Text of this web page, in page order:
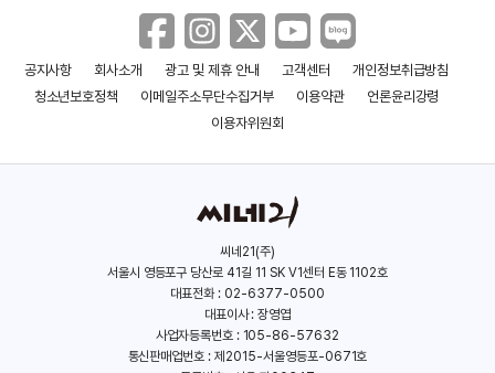
주일룡
(1988)
오뢰
(1999)
공지사항 회사소개 광고 및 제휴 안내 고객센터
개인정보취급방침
청소년보호정책
이메일주소무단수집거부 이용약관
언론윤리강령
이용자위원회
씨네21(주)
서울시 영등포구 당산로 41길 11 SK V1센터 E동 1102호
대표전화 : 02-6377-0500
대표이사 : 장영엽
사업자등록번호 : 105-86-57632
통신판매업번호 : 제2015-서울영등포-0671호